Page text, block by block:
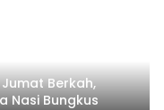
Berkah,
Nasi Bungkus